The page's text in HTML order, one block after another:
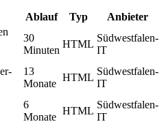
Ablauf Typ Anbieter
30
Minuten
HTML
Südwestfalen-
IT
13
Monate
HTML
Südwestfalen-
IT
6
Monate
HTML
Südwestfalen-
IT